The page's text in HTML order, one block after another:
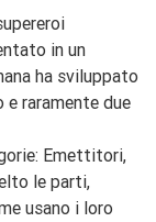
in un
ha sviluppato
e raramente due
Emettitori,
le parti,
usano i loro